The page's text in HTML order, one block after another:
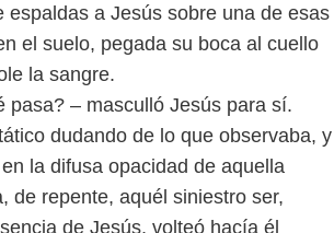
espaldas a Jesús sobre una de esas
el suelo, pegada su boca al cuello
la sangre.
pasa? – masculló Jesús para sí.
dudando de lo que observaba, y
la difusa opacidad de aquella
de repente, aquél siniestro ser,
de Jesús, volteó hacía él